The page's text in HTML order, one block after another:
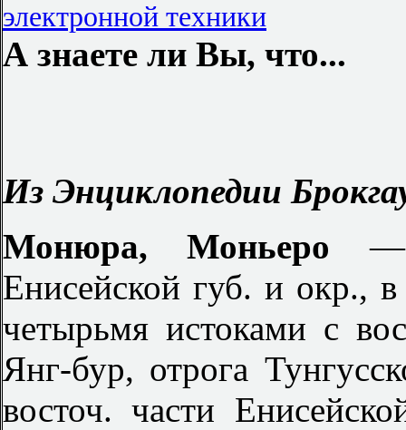
электронной техники
А знаете ли Вы, что...
Из Энциклопедии
Монюра, Моньеро—
Енисейской губ. и окр.,
четырьмя истоками с
Янг-бур, отрога
восточ. части